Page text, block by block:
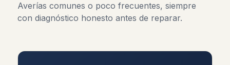
Averías comunes o poco frecuentes, siempre
con diagnóstico honesto antes de reparar.